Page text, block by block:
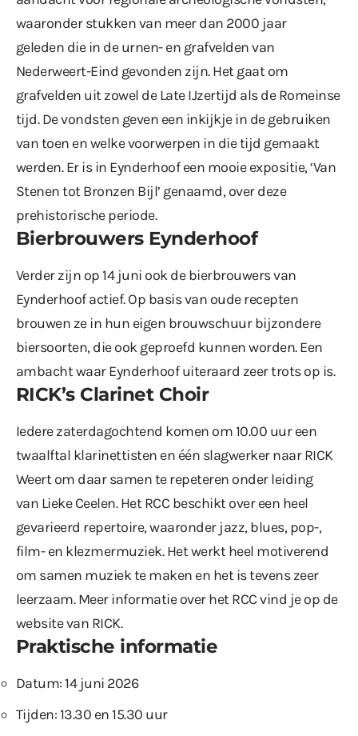
waaronder stukken van meer dan 2000 jaar
geleden die in de urnen- en grafvelden van
Nederweert-Eind gevonden zijn. Het gaat om
grafvelden uit zowel de Late IJzertijd als de Romeinse
tijd. De vondsten geven een inkijkje in de gebruiken
van toen en welke voorwerpen in die tijd gemaakt
werden. Er is in Eynderhoof een mooie expositie, ‘Van
Stenen tot Bronzen Bijl’ genaamd, over deze
prehistorische periode.
Bierbrouwers Eynderhoof
Verder zijn op 14 juni ook de bierbrouwers van
Eynderhoof actief. Op basis van oude recepten
brouwen ze in hun eigen brouwschuur bijzondere
biersoorten, die ook geproefd kunnen worden. Een
ambacht waar Eynderhoof uiteraard zeer trots op is.
RICK’s Clarinet Choir
Iedere zaterdagochtend komen om 10.00 uur een
twaalftal klarinettisten en één slagwerker naar RICK
Weert om daar samen te repeteren onder leiding
van Lieke Ceelen. Het RCC beschikt over een heel
gevarieerd repertoire, waaronder jazz, blues, pop-,
film- en klezmermuziek. Het werkt heel motiverend
om samen muziek te maken en het is tevens zeer
leerzaam. Meer informatie over het RCC vind je op de
websitevan RICK.
Praktische informatie
Datum: 14 juni 2026
Tijden: 13.30 en 15.30 uur